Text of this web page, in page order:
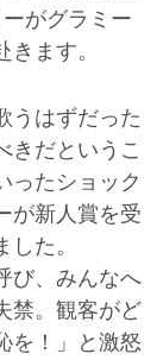
がグラミー
ます。
うはずだった
きだというこ
ったショック
が新人賞を受
た。
び、みんなへ
禁。観客がど
を！」と激怒